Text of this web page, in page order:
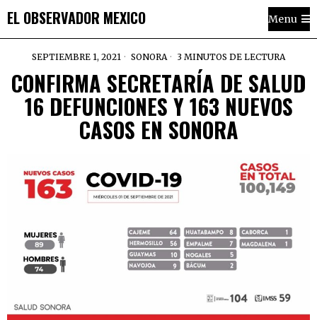
EL OBSERVADOR MEXICO Menu
SEPTIEMBRE 1, 2021 SONORA 3 MINUTOS DE LECTURA
CONFIRMA SECRETARÍA DE SALUD
16 DEFUNCIONES Y 163 NUEVOS
CASOS EN SONORA